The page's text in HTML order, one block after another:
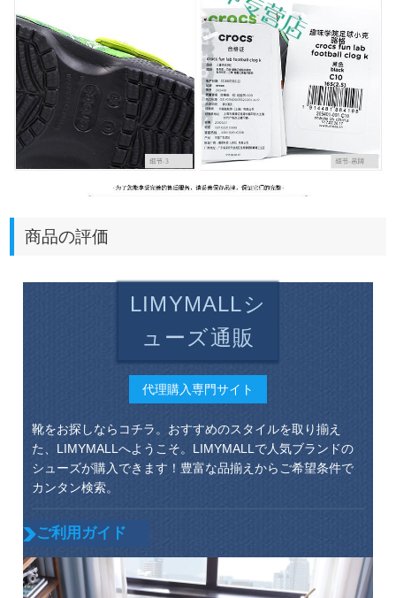
商品の評価
LIMYMALLシ
ューズ通販
代理購入専門サイト
靴をお探しならコチラ。おすすめのスタイルを取り揃え
た、LIMYMALLへようこそ。LIMYMALLで人気ブランドの
シューズが購入できます！豊富な品揃えからご希望条件で
カンタン検索。
ご利用ガイド